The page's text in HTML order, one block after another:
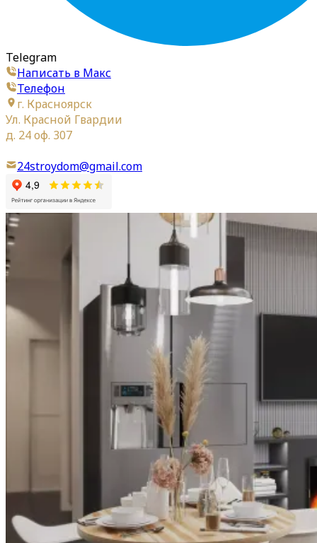
Telegram
Написать в Макс
Телефон
г. Красноярск
Ул. Красной Гвардии
д. 24 оф. 307
24stroydom@gmail.com